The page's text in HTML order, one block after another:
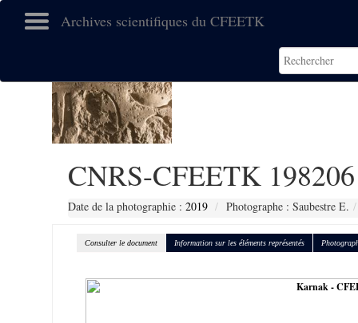
Archives scientifiques du CFEETK
CNRS-CFEETK 198206
Date de la photographie : 2019 Photographe : Saubestre E.
Consulter le document Information sur les éléments représentés